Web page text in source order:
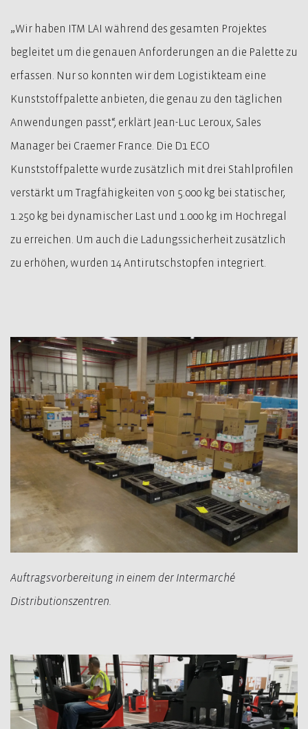
„Wir haben ITM LAI während des gesamten Projektes
begleitet um die genauen Anforderungen an die Palette zu
erfassen. Nur so konnten wir dem Logistikteam eine
Kunststoffpalette anbieten, die genau zu den täglichen
Anwendungen passt“, erklärt Jean-Luc Leroux, Sales
Manager bei Craemer France. Die D1 ECO
Kunststoffpalette wurde zusätzlich mit drei Stahlprofilen
verstärkt um Tragfähigkeiten von 5.000 kg bei statischer,
1.250 kg bei dynamischer Last und 1.000 kg im Hochregal
zu erreichen. Um auch die Ladungssicherheit zusätzlich
zu erhöhen, wurden 14 Antirutschstopfen integriert.
Auftragsvorbereitung in einem der Intermarché
Distributionszentren.